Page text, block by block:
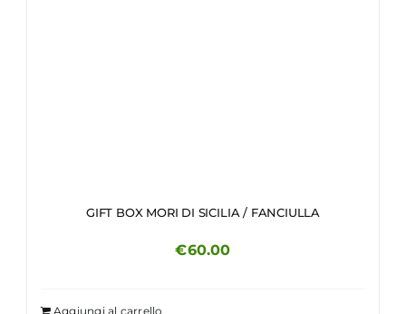
GIFT BOX MORI DI SICILIA / FANCIULLA
€60.00
Aggiungi al carrello